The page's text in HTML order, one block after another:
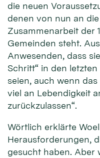
die neuen
denen von nun an
Zusammenarbeit der
Gemeinden steht.
Anwesenden, dass
Schritt“ in den
seien, auch wenn
viel an Lebendigkeit
zurückzulassen“.
Wörtlich erklärte
Herausforderungen,
gesucht haben. Aber